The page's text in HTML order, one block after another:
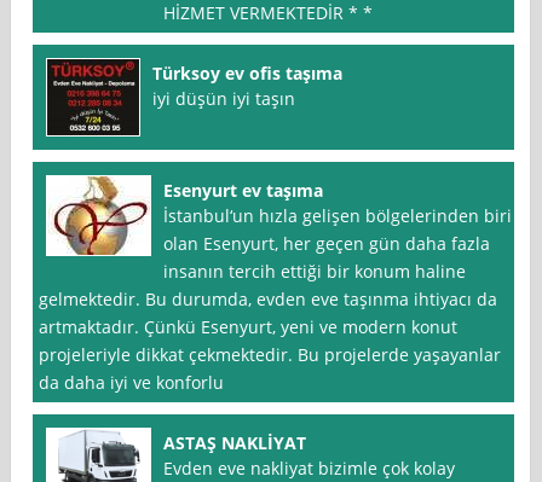
HİZMET VERMEKTEDİR * *
Türksoy ev ofis taşıma
iyi düşün iyi taşın
Esenyurt ev taşıma
İstanbul‘un hızla gelişen bölgelerinden biri
olan Esenyurt, her geçen gün daha fazla
insanın tercih ettiği bir konum haline
gelmektedir. Bu durumda, evden eve taşınma ihtiyacı da
artmaktadır. Çünkü Esenyurt, yeni ve modern konut
projeleriyle dikkat çekmektedir. Bu projelerde yaşayanlar
da daha iyi ve konforlu
ASTAŞ NAKLİYAT
Evden eve nakliyat bizimle çok kolay